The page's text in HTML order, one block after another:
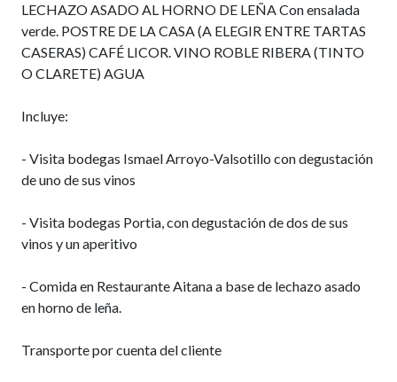
LECHAZO ASADO AL HORNO DE LEÑA Con ensalada
verde. POSTRE DE LA CASA (A ELEGIR ENTRE TARTAS
CASERAS) CAFÉ LICOR. VINO ROBLE RIBERA (TINTO
O CLARETE) AGUA
Incluye:
- Visita bodegas Ismael Arroyo-Valsotillo con degustación
de uno de sus vinos
- Visita bodegas Portia, con degustación de dos de sus
vinos y un aperitivo
- Comida en Restaurante Aitana a base de lechazo asado
en horno de leña.
Transporte por cuenta del cliente